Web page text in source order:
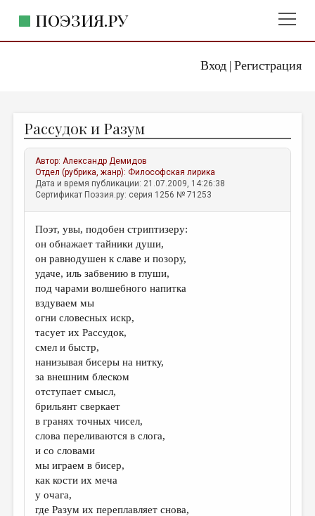
Вход| Регистрация
ПОЭЗИЯ.РУ
ЖАНРЫ
АВТОРЫ
КОММЕНТАРИИ
ЛИТСАЛОН
НОВОСТИ
ПРАВИЛА САЙТА
ОТДЕЛЫ И РУБРИКИ
ИЗБРАННОЕ
ДАЙДЖЕСТ
ПРОИЗВЕДЕНИЯ
ПЕРЕВОДЫ
КОНКУРСЫ
ДЕТСКАЯ КОМНАТА
КНИЖНАЯ ПОЛКА
ОБЗОР ЛИТЕРАТУРЫ
СТРАНИЦЫ ПАМЯТИ
Рассудок и Разум
Автор:Александр Демидов
Отдел (рубрика, жанр):Философская лирика
Дата и время публикации: 21.07.2009, 14:26:38
Сертификат Поэзия.ру: серия 1256 № 71253
Поэт, увы, подобен стриптизеру:
он обнажает тайники души,
он равнодушен к славе и позору,
удаче, иль забвению в глуши,
под чарами волшебного напитка
вздуваем мы
огни словесных искр,
тасует их Рассудок,
смел и быстр,
нанизывая бисеры на нитку,
за внешним блеском
отступает смысл,
брильянт сверкает
в гранях точных чисел,
слова переливаются в слога,
и со словами
мы играем в бисер,
как кости их меча
у очага,
где Разум их переплавляет снова,